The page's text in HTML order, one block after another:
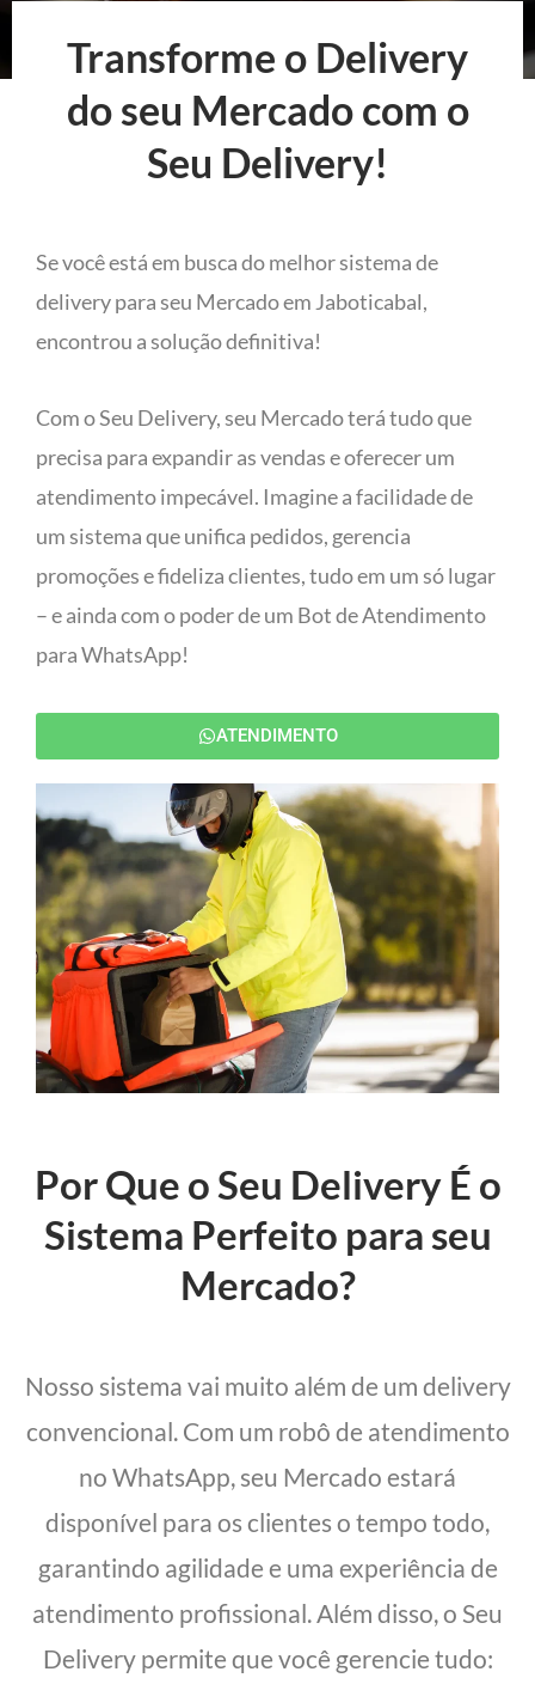
Transforme o Delivery
do seu Mercado com o
Seu Delivery!
Se você está em busca do melhor sistema de
delivery para seu Mercado em Jaboticabal,
encontrou a solução definitiva!
Com o Seu Delivery, seu Mercado terá tudo que
precisa para expandir as vendas e oferecer um
atendimento impecável. Imagine a facilidade de
um sistema que unifica pedidos, gerencia
promoções e fideliza clientes, tudo em um só lugar
– e ainda com o poder de um Bot de Atendimento
para WhatsApp!
ATENDIMENTO
Por Que o Seu Delivery É o
Sistema Perfeito para seu
Mercado?
Nosso sistema vai muito além de um delivery
convencional. Com um robô de atendimento
no WhatsApp, seu Mercado estará
disponível para os clientes o tempo todo,
garantindo agilidade e uma experiência de
atendimento profissional. Além disso, o Seu
Delivery permite que você gerencie tudo: